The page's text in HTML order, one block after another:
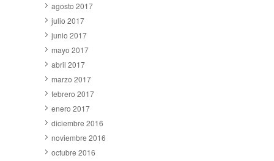
agosto 2017
julio 2017
junio 2017
mayo 2017
abril 2017
marzo 2017
febrero 2017
enero 2017
diciembre 2016
noviembre 2016
octubre 2016